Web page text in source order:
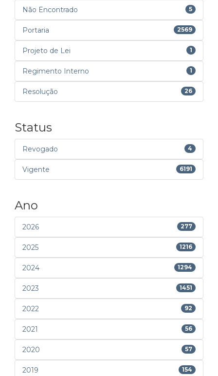
Não Encontrado 5
Portaria 2569
Projeto de Lei 1
Regimento Interno 1
Resolução 26
Status
Revogado 4
Vigente 6191
Ano
2026 277
2025 1216
2024 1294
2023 1451
2022 92
2021 56
2020 57
2019 154